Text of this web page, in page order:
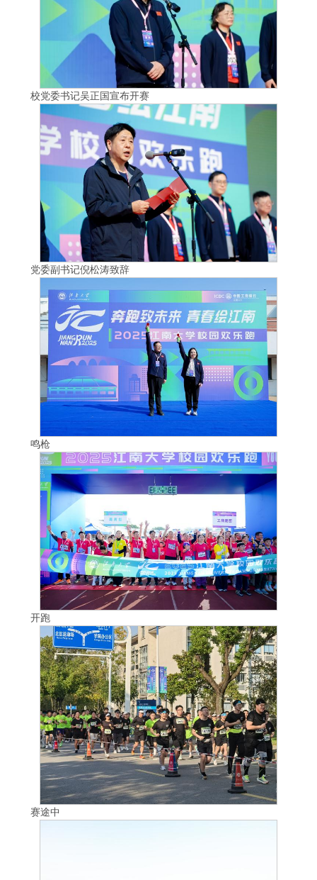
校党委书记吴正国宣布开赛
党委副书记倪松涛致辞
鸣枪
开跑
赛途中